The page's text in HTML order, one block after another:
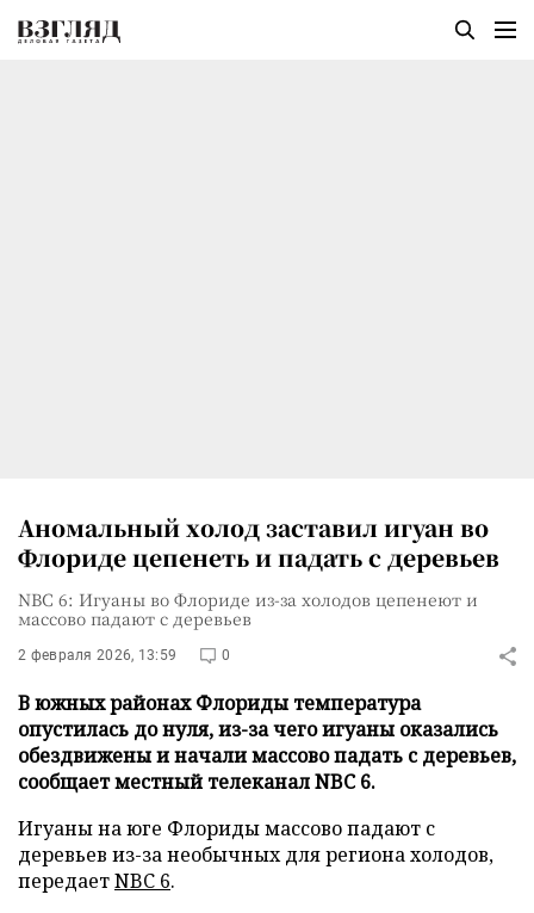
Аномальный холод заставил игуан во
Флориде цепенеть и падать с деревьев
NBC 6: Игуаны во Флориде из-за холодов цепенеют и
массово падают с деревьев
2 февраля 2026, 13:59 0
В южных районах Флориды температура
опустилась до нуля, из-за чего игуаны оказались
обездвижены и начали массово падать с деревьев,
сообщает местный телеканал NBC 6.
Игуаны на юге Флориды массово падают с
деревьев из-за необычных для региона холодов,
передаетNBC 6.